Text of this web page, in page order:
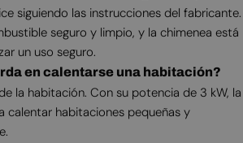
siguiendo las instrucciones del fabricante.
seguro y limpio, y la chimenea está
un uso seguro.
en calentarse una habitación?
la habitación. Con su potencia de 3 kW, la
calentar habitaciones pequeñas y